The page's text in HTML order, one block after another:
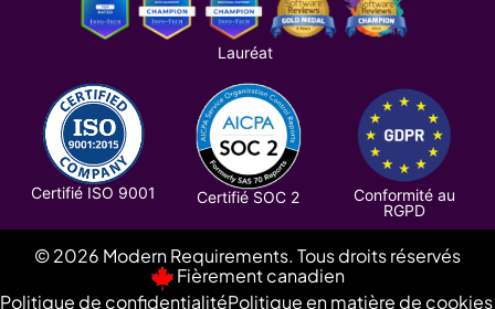
Lauréat
Certifié ISO 9001 Certifié SOC 2
Conformité au
RGPD
© 2026 Modern Requirements. Tous droits réservés
Fièrement canadien
Politique de confidentialitéPolitique en matière de cookies